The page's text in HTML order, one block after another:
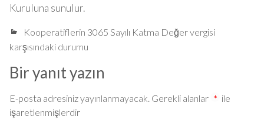
Kuruluna sunulur.
Kooperatiflerin 3065 Sayılı Katma Değer vergisi
karşısındaki durumu
Bir yanıt yazın
E-posta adresiniz yayınlanmayacak. Gerekli alanlar * ile
işaretlenmişlerdir